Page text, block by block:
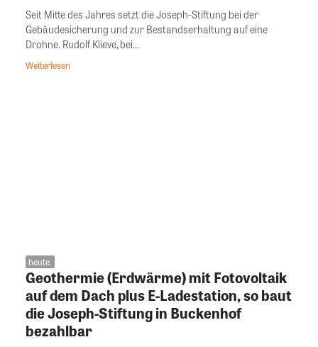
Seit Mitte des Jahres setzt die Joseph-Stiftung bei der
Gebäudesicherung und zur Bestandserhaltung auf eine
Drohne. Rudolf Klieve, bei...
Weiterlesen
heute.
Geothermie (Erdwärme) mit Fotovoltaik
auf dem Dach plus E-Ladestation, so baut
die Joseph-Stiftung in Buckenhof
bezahlbar